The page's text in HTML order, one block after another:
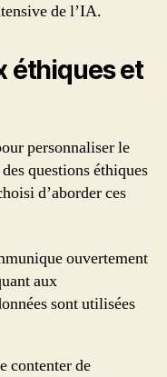
de l’IA.
éthiques et
personnaliser le
questions éthiques
d’aborder ces
ouvertement
aux
sont utilisées
contenter de